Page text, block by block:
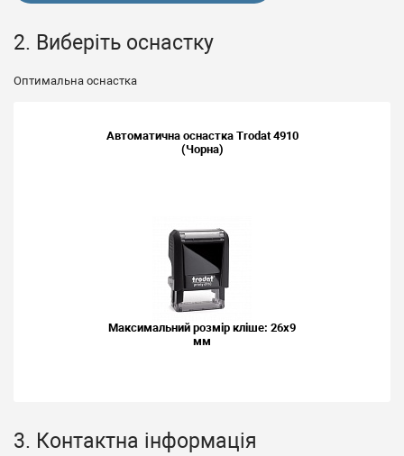
2. Виберіть оснастку
Оптимальна оснастка
Автоматична оснастка Trodat 4910
(Чорна)
Максимальний розмір кліше: 26x9
мм
3. Контактна інформація